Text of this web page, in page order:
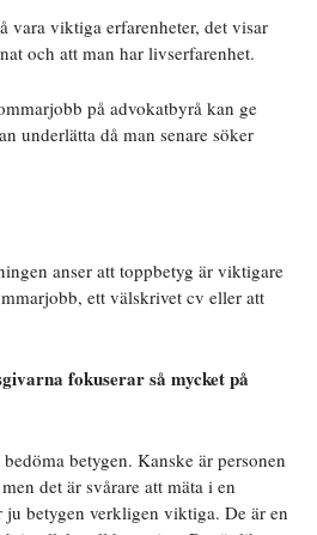
vara viktiga erfarenheter, det visar
och att man har livserfarenhet.
på advokatbyrå kan ge
underlätta då man senare söker
anser att toppbetyg är viktigare
ett välskrivet cv eller att
fokuserar så mycket på
betygen. Kanske är personen
det är svårare att mäta i en
ju betygen verkligen viktiga. De är en